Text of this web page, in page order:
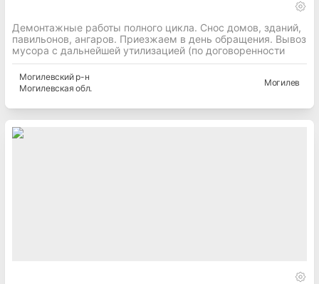
Демонтажные работы полного цикла. Снос домов, зданий,
павильонов, ангаров. Приезжаем в день обращения. Вывоз
мусора с дальнейшей утилизацией (по договоренности
Могилевскийр-н
Могилевская обл.
Могилев